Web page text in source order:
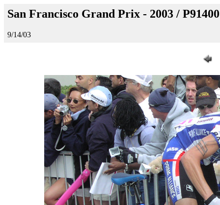
San Francisco Grand Prix - 2003 /
9/14/03